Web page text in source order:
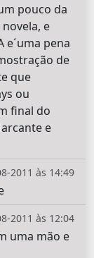
pouco da
e
pena
de
que
ou
final do
e
2011 às 14:49
2011 às 12:04
uma mão e